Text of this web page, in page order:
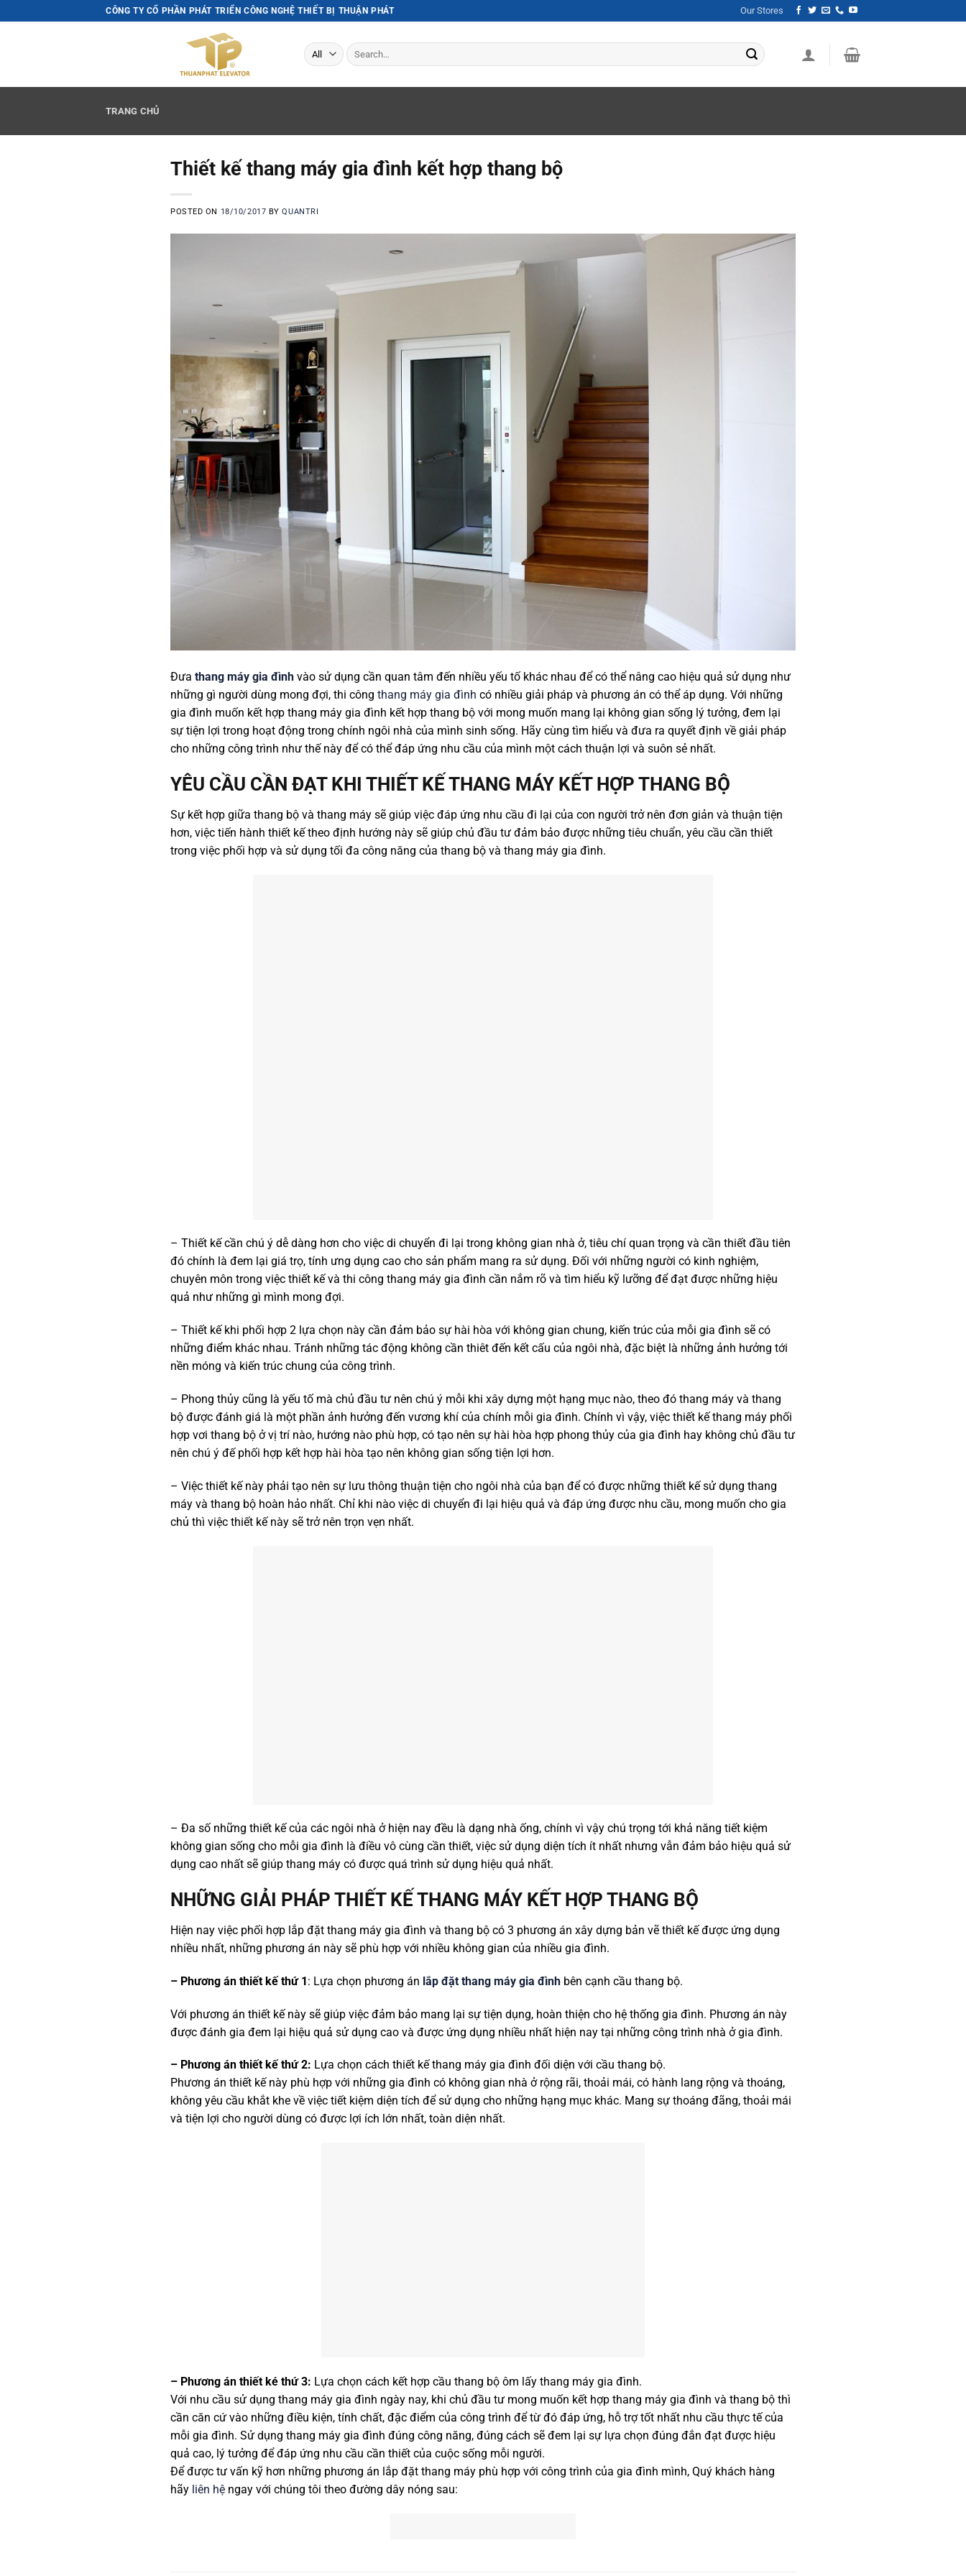
to
CÔNG TY CỔ PHẦN PHÁT TRIỂN CÔNG NGHỆ THIẾT BỊ THUẬN PHÁT Our Stores
Search
for:
TRANG CHỦ
Thiết kế thang máy gia đình kết hợp thang bộ
POSTED ON 18/10/2017 BYQUANTRI
Đưa thang máy gia đình vào sử dụng cần quan tâm đến nhiều yếu tố khác nhau để có thể nâng cao hiệu quả sử dụng như
những gì người dùng mong đợi, thi công thang máy gia đình có nhiều giải pháp và phương án có thể áp dụng. Với những
gia đình muốn kết hợp thang máy gia đình kết hợp thang bộ với mong muốn mang lại không gian sống lý tưởng, đem lại
sự tiện lợi trong hoạt động trong chính ngôi nhà của mình sinh sống. Hãy cùng tìm hiểu và đưa ra quyết định về giải pháp
cho những công trình như thế này để có thể đáp ứng nhu cầu của mình một cách thuận lợi và suôn sẻ nhất.
YÊU CẦU CẦN ĐẠT KHI THIẾT KẾ THANG MÁY KẾT HỢP THANG BỘ
Sự kết hợp giữa thang bộ và thang máy sẽ giúp việc đáp ứng nhu cầu đi lại của con người trở nên đơn giản và thuận tiện
hơn, việc tiến hành thiết kế theo định hướng này sẽ giúp chủ đầu tư đảm bảo được những tiêu chuẩn, yêu cầu cần thiết
trong việc phối hợp và sử dụng tối đa công năng của thang bộ và thang máy gia đình.
– Thiết kế cần chú ý dễ dàng hơn cho việc di chuyển đi lại trong không gian nhà ở, tiêu chí quan trọng và cần thiết đầu tiên
đó chính là đem lại giá trọ, tính ưng dụng cao cho sản phẩm mang ra sử dụng. Đối với những người có kinh nghiệm,
chuyên môn trong việc thiết kế và thi công thang máy gia đình cần nắm rõ và tìm hiểu kỹ lưỡng để đạt được những hiệu
quả như những gì mình mong đợi.
– Thiết kế khi phối hợp 2 lựa chọn này cần đảm bảo sự hài hòa với không gian chung, kiến trúc của mỗi gia đình sẽ có
những điểm khác nhau. Tránh những tác động không cần thiêt đến kết cấu của ngôi nhà, đặc biệt là những ảnh hưởng tới
nền móng và kiến trúc chung của công trình.
– Phong thủy cũng là yếu tố mà chủ đầu tư nên chú ý mỗi khi xây dựng một hạng mục nào, theo đó thang máy và thang
bộ được đánh giá là một phần ảnh hưởng đến vương khí của chính mỗi gia đình. Chính vì vậy, việc thiết kế thang máy phối
hợp vơi thang bộ ở vị trí nào, hướng nào phù hợp, có tạo nên sự hài hòa hợp phong thủy của gia đình hay không chủ đầu tư
nên chú ý đế phối hợp kết hợp hài hòa tạo nên không gian sống tiện lợi hơn.
– Việc thiết kế này phải tạo nên sự lưu thông thuận tiện cho ngôi nhà của bạn để có được những thiết kế sử dụng thang
máy và thang bộ hoàn hảo nhất. Chỉ khi nào việc di chuyển đi lại hiệu quả và đáp ứng được nhu cầu, mong muốn cho gia
chủ thì việc thiết kế này sẽ trở nên trọn vẹn nhất.
– Đa số những thiết kế của các ngôi nhà ở hiện nay đều là dạng nhà ống, chính vì vậy chú trọng tới khả năng tiết kiệm
không gian sống cho mỗi gia đình là điều vô cùng cần thiết, việc sử dụng diện tích ít nhất nhưng vẫn đảm bảo hiệu quả sử
dụng cao nhất sẽ giúp thang máy có được quá trình sử dụng hiệu quả nhất.
NHỮNG GIẢI PHÁP THIẾT KẾ THANG MÁY KẾT HỢP THANG BỘ
Hiện nay việc phối hợp lắp đặt thang máy gia đình và thang bộ có 3 phương án xây dựng bản vẽ thiết kế được ứng dụng
nhiều nhất, những phương án này sẽ phù hợp với nhiều không gian của nhiều gia đình.
– Phương án thiết kế thứ 1: Lựa chọn phương án lắp đặt thang máy gia đình bên cạnh cầu thang bộ.
Với phương án thiết kế này sẽ giúp việc đảm bảo mang lại sự tiện dụng, hoàn thiện cho hệ thống gia đình. Phương án này
được đánh gia đem lại hiệu quả sử dụng cao và được ứng dụng nhiều nhất hiện nay tại những công trình nhà ở gia đình.
– Phương án thiết kế thứ 2: Lựa chọn cách thiết kế thang máy gia đình đối diện với cầu thang bộ.
Phương án thiết kế này phù hợp với những gia đình có không gian nhà ở rộng rãi, thoải mái, có hành lang rộng và thoáng,
không yêu cầu khắt khe về việc tiết kiệm diện tích để sử dụng cho những hạng mục khác. Mang sự thoáng đãng, thoải mái
và tiện lợi cho người dùng có được lợi ích lớn nhất, toàn diện nhất.
– Phương án thiết ké thứ 3: Lựa chọn cách kết hợp cầu thang bộ ôm lấy thang máy gia đình.
Với nhu cầu sử dụng thang máy gia đình ngày nay, khi chủ đầu tư mong muốn kết hợp thang máy gia đình và thang bộ thì
cần căn cứ vào những điều kiện, tính chất, đặc điểm của công trình để từ đó đáp ứng, hỗ trợ tốt nhất nhu cầu thực tế của
mỗi gia đình. Sử dụng thang máy gia đình đúng công năng, đúng cách sẽ đem lại sự lựa chọn đúng đắn đạt được hiệu
quả cao, lý tưởng để đáp ứng nhu cầu cần thiết của cuộc sống mỗi người.
Để được tư vấn kỹ hơn những phương án lắp đặt thang máy phù hợp với công trình của gia đình mình, Quý khách hàng
hãy liên hệ ngay với chúng tôi theo đường dây nóng sau: